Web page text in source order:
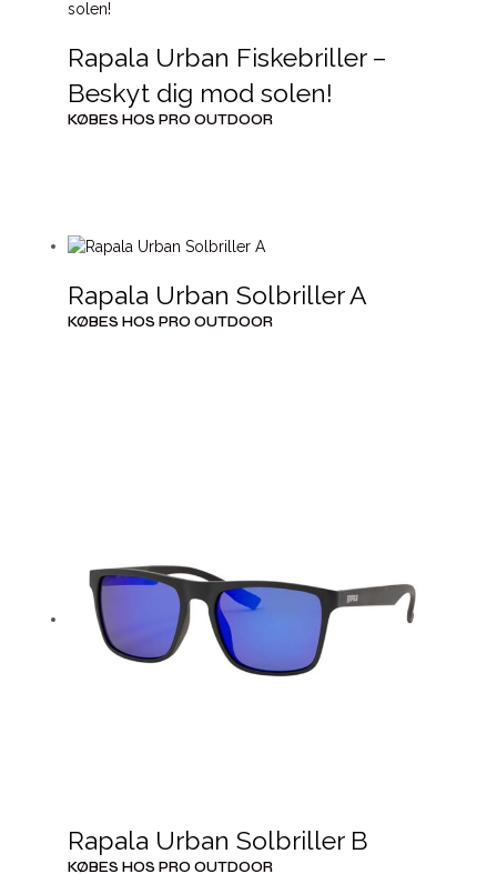
Rapala Urban Fiskebriller –
Beskyt dig mod solen!
KØBES HOS PRO OUTDOOR
Rapala Urban Solbriller A
KØBES HOS PRO OUTDOOR
Rapala Urban Solbriller B
KØBES HOS PRO OUTDOOR